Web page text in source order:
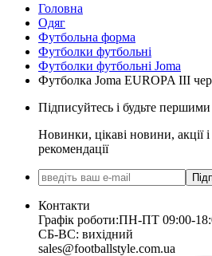
Головна
Одяг
Футбольна форма
Футболки футбольні
Футболки футбольні Joma
Футболка Joma EUROPA III
Підписуйтесь і будьте першими
Новинки, цікаві новини, акції
рекомендації
Контакти
Графік роботи:ПН-ПТ 09:00-
СБ-ВС: вихідний
sales@footballstyle.com.ua